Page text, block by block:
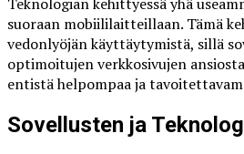
suoraan mobiililaitteillaan. Tämä
vedonlyöjän käyttäytymistä, sillä
optimoitujen verkkosivujen
entistä helpompaa ja
Sovellusten ja